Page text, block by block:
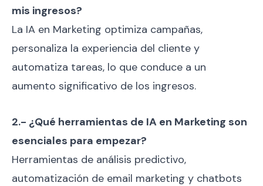
mis ingresos?
La IA en Marketing optimiza campañas,
personaliza la experiencia del cliente y
automatiza tareas, lo que conduce a un
aumento significativo de los ingresos.
2.- ¿Qué herramientas de IA en Marketing son
esenciales para empezar?
Herramientas de análisis predictivo,
automatización de email marketing y chatbots